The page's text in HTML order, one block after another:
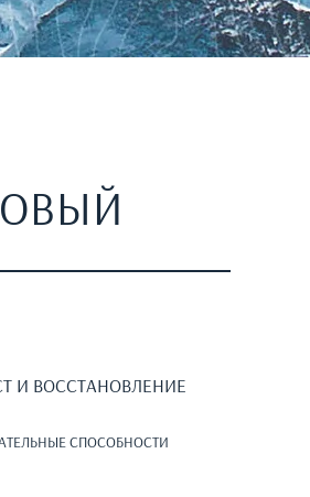
И ВОССТАНОВЛЕНИЕ
СПОСОБНОСТИ